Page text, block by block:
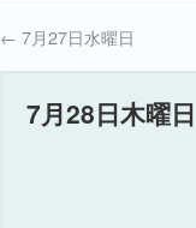
← 7月27日水曜日
7月28日木曜日